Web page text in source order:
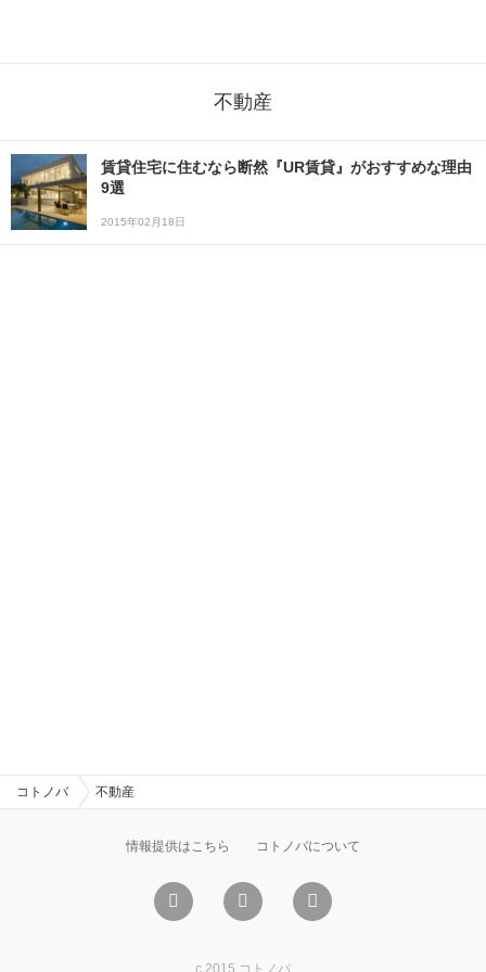
不動産
賃貸住宅に住むなら断然『UR賃貸』がおすすめな理由
9選
2015年02月18日
コトノバ 不動産
情報提供はこちら コトノバについて
c 2015 コトノバ